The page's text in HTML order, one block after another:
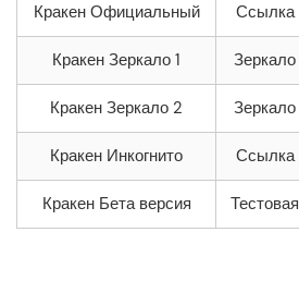
Кракен Официальный Ссылка
Кракен Зеркало 1 Зеркало
Кракен Зеркало 2 Зеркало
Кракен Инкогнито Ссылка
Кракен Бета версия Тестовая